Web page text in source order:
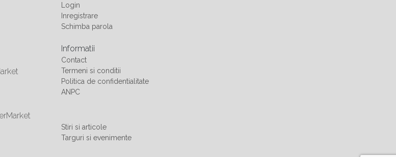
Login
Inregistrare
Schimba parola
Informatii
Contact
Termeni si conditii
Politica de confidentialitate
ANPC
Stiri si articole
Targuri si evenimente